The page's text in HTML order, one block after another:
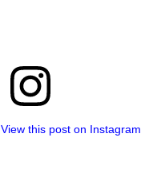
View this post on Instagram